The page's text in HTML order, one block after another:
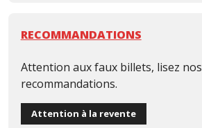
RECOMMANDATIONS
Attention aux faux billets, lisez nos
recommandations.
Attention à la revente